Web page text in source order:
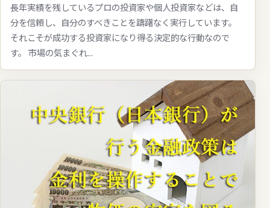
長年実績を残しているプロの投資家や個人投資家などは、自
分を信頼し、自分のすべきことを躊躇なく実行しています。
それこそが成功する投資家になり得る決定的な行動なので
す。 市場の気まぐれ...